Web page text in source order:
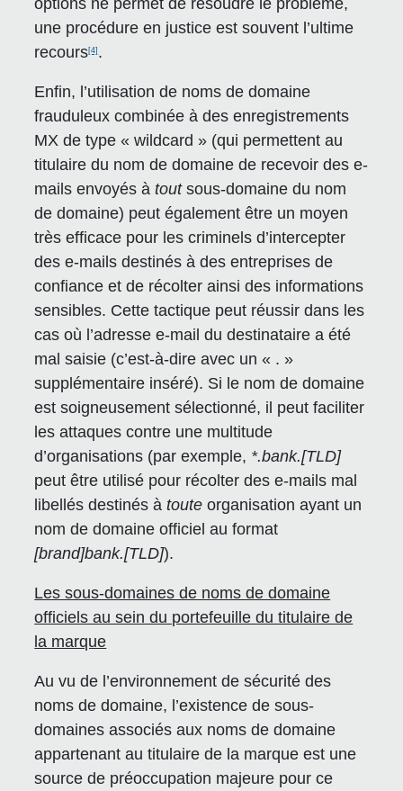
options ne permet de résoudre le problème,
une procédure en justice est souvent l’ultime
recours[4] .
Enfin, l’utilisation de noms de domaine
frauduleux combinée à des enregistrements
MX de type « wildcard » (qui permettent au
titulaire du nom de domaine de recevoir des e-
mails envoyés àtoutsous-domaine du nom
de domaine) peut également être un moyen
très efficace pour les criminels d’intercepter
des e-mails destinés à des entreprises de
confiance et de récolter ainsi des informations
sensibles. Cette tactique peut réussir dans les
cas où l’adresse e-mail du destinataire a été
mal saisie (c’est-à-dire avec un « . »
supplémentaire inséré). Si le nom de domaine
est soigneusement sélectionné, il peut faciliter
les attaques contre une multitude
d’organisations (par exemple, *.bank.[TLD]
peut être utilisé pour récolter des e-mails mal
libellés destinés àtoute organisation ayant un
nom de domaine officiel au format
[brand]bank.[TLD]).
Les sous-domaines de noms de domaine
officiels au sein du portefeuille du titulaire de
la marque
Au vu de l’environnement de sécurité des
noms de domaine, l’existence de sous-
domaines associés aux noms de domaine
appartenant au titulaire de la marque est une
source de préoccupation majeure pour ce